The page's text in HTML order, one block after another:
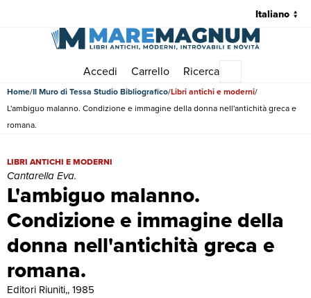
Accedi Carrello Ricerca
Home Il Muro di Tessa Studio Bibliografico Libri antichi e moderni
L'ambiguo malanno. Condizione e immagine della donna nell'antichità greca e
romana.
L'ambiguo malanno.
Condizione e immagine della
donna nell'antichità greca e
romana.
L'ambiguo malanno. Condizione e immagine della donna
LIBRI ANTICHI E MODERNI
Cantarella Eva.
Editori Riuniti,, 1985